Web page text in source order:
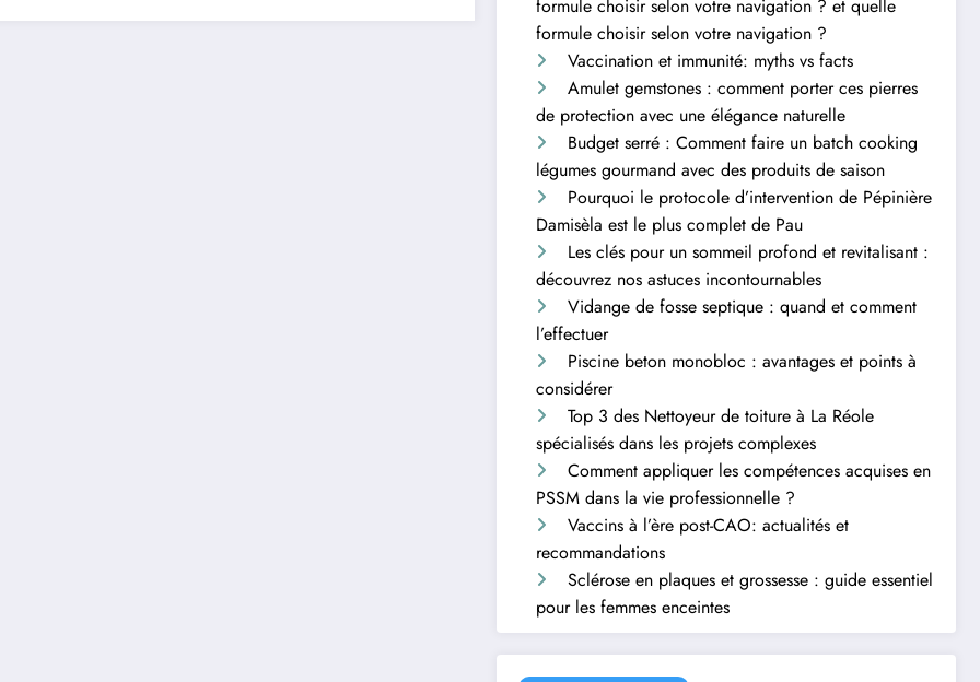
formule choisir selon votre navigation ? et quelle
formule choisir selon votre navigation ?
Vaccination et immunité: myths vs facts
Amulet gemstones : comment porter ces pierres
de protection avec une élégance naturelle
Budget serré : Comment faire un batch cooking
légumes gourmand avec des produits de saison
Pourquoi le protocole d’intervention de Pépinière
Damisèla est le plus complet de Pau
Les clés pour un sommeil profond et revitalisant :
découvrez nos astuces incontournables
Vidange de fosse septique : quand et comment
l’effectuer
Piscine beton monobloc : avantages et points à
considérer
Top 3 des Nettoyeur de toiture à La Réole
spécialisés dans les projets complexes
Comment appliquer les compétences acquises en
PSSM dans la vie professionnelle ?
Vaccins à l’ère post-CAO: actualités et
recommandations
Sclérose en plaques et grossesse : guide essentiel
pour les femmes enceintes